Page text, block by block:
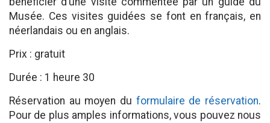
Musée. Ces visites guidées se font en français, en
néerlandais ou en anglais.
Prix : gratuit
Durée : 1 heure 30
Réservation au moyen du formulaire de réservation.
Pour de plus amples informations, vous pouvez nous